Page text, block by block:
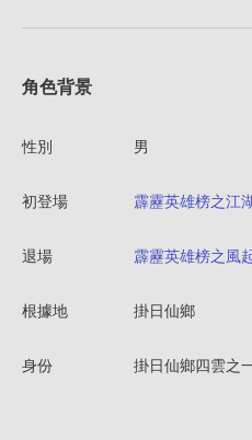
角色背景
性別 男
初登場 霹靂英雄榜之江
退場 霹靂英雄榜之風
根據地 掛日仙鄉
身份 掛日仙鄉四雲之